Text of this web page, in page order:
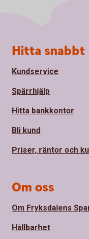
Sidfot
Hitta snabbt
Kundservice
Spärrhjälp
Hitta bankkontor
Bli kund
Priser, räntor och
Om oss
Om Fryksdalens
Hållbarhet